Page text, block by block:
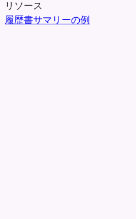
リソース
履歴書サマリーの例